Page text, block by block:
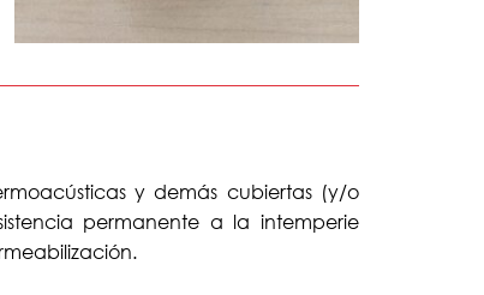
y demás cubiertas (y/o
permanente a la intemperie